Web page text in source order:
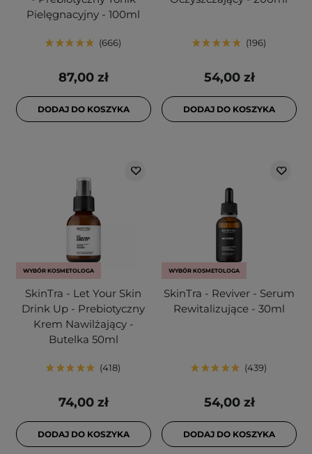
Pielęgnacyjny - 100ml
666
87,00 zł
DODAJ DO KOSZYKA
196
54,00 zł
DODAJ DO KOSZYKA
WYBÓR KOSMETOLOGA
SkinTra - Let Your Skin
Drink Up - Prebiotyczny
Krem Nawilżający -
Butelka 50ml
418
74,00 zł
DODAJ DO KOSZYKA
WYBÓR KOSMETOLOGA
SkinTra - Reviver - Serum
Rewitalizujące - 30ml
439
54,00 zł
DODAJ DO KOSZYKA